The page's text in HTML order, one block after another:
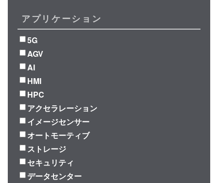
アプリケーション
5G
AGV
AI
HMI
HPC
アクセラレーション
イメージセンサー
オートモーティブ
ストレージ
セキュリティ
データセンター